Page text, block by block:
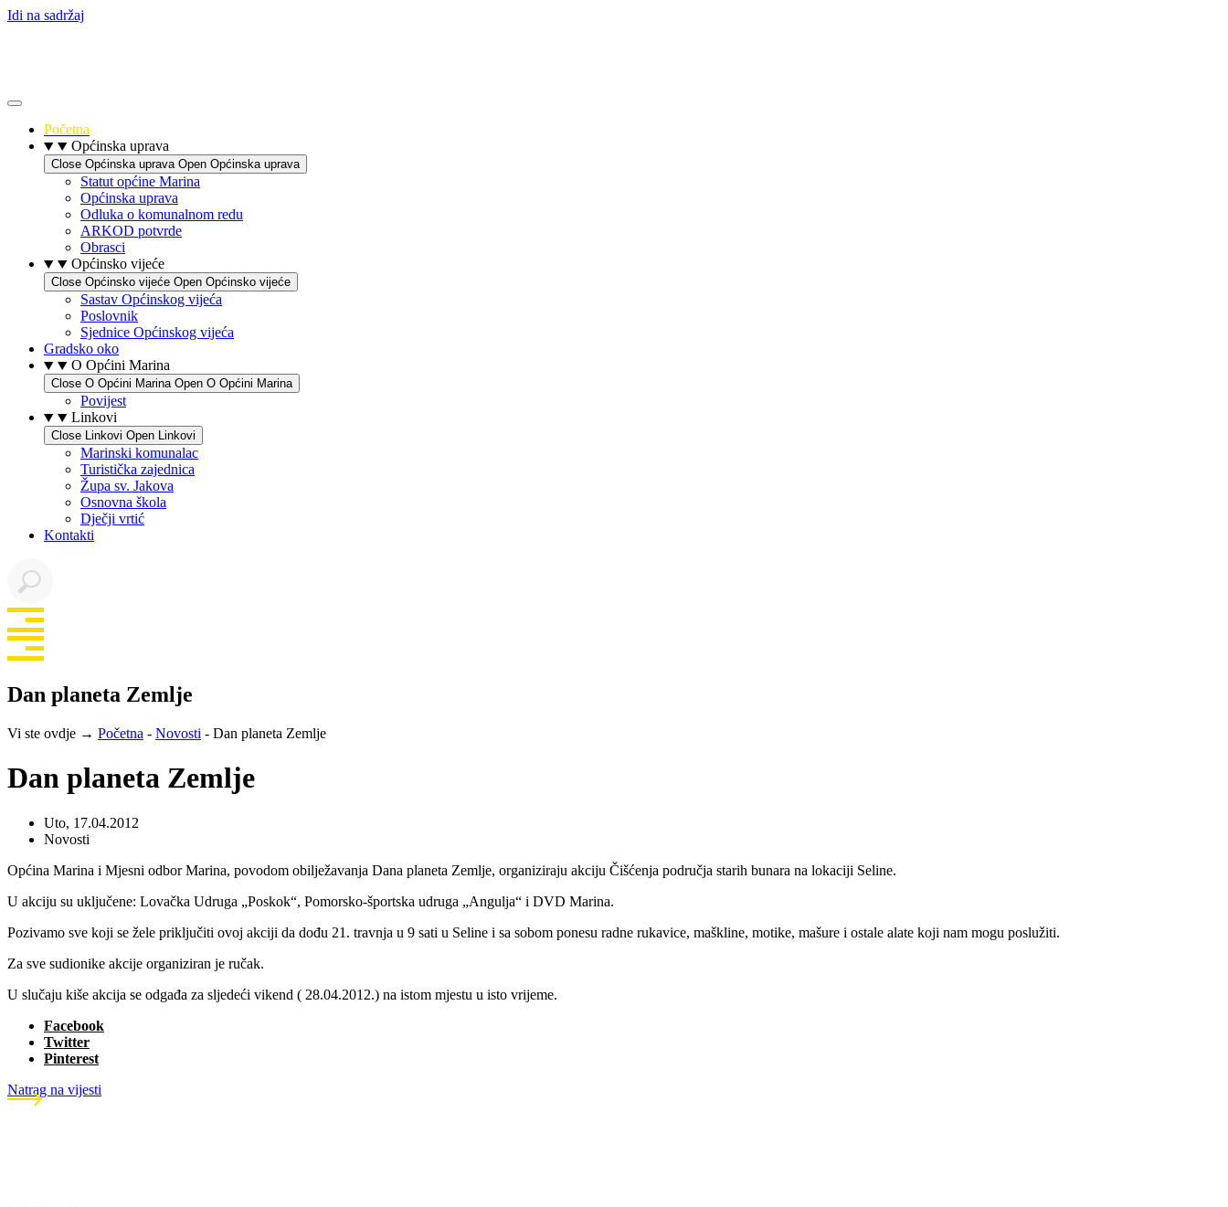
Idi na sadržaj
Početna
Općinska uprava
Close Općinska uprava Open Općinska uprava
Statut općine Marina
Općinska uprava
Odluka o komunalnom redu
ARKOD potvrde
Obrasci
Općinsko vijeće
Close Općinsko vijeće Open Općinsko vijeće
Sastav Općinskog vijeća
Poslovnik
Sjednice Općinskog vijeća
Gradsko oko
O Općini Marina
Close O Općini Marina Open O Općini Marina
Povijest
Linkovi
Close Linkovi Open Linkovi
Marinski komunalac
Turistička zajednica
Župa sv. Jakova
Osnovna škola
Dječji vrtić
Kontakti
Dan planeta Zemlje
Vi ste ovdje → Početna - Novosti - Dan planeta Zemlje
Dan planeta Zemlje
Uto, 17.04.2012
Novosti
Općina Marina i Mjesni odbor Marina, povodom obilježavanja Dana planeta Zemlje, organiziraju akciju Čišćenja područja starih bunara na lokaciji Seline.
U akciju su uključene: Lovačka Udruga „Poskok“, Pomorsko-športska udruga „Angulja“ i DVD Marina.
Pozivamo sve koji se žele priključiti ovoj akciji da dođu 21. travnja u 9 sati u Seline i sa sobom ponesu radne rukavice, maškline, motike, mašure i ostale alate koji nam mogu poslužiti.
Za sve sudionike akcije organiziran je ručak.
U slučaju kiše akcija se odgađa za sljedeći vikend ( 28.04.2012.) na istom mjestu u isto vrijeme.
Facebook
Twitter
Pinterest
Natrag na vijesti